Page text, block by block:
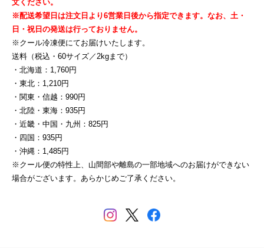
文ください。
※配送希望日は注文日より6営業日後から指定できます。なお、土・
日・祝日の発送は行っておりません。
※クール冷凍便にてお届けいたします。
送料（税込・60サイズ／2kgまで）
・北海道：1,760円
・東北：1,210円
・関東・信越：990円
・北陸・東海：935円
・近畿・中国・九州：825円
・四国：935円
・沖縄：1,485円
※クール便の特性上、山間部や離島の一部地域へのお届けができない
場合がございます。あらかじめご了承ください。